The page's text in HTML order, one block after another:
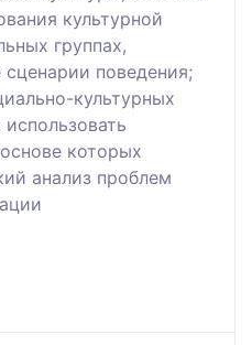
культурной
группах,
поведения;
культурных
которых
анализ проблем